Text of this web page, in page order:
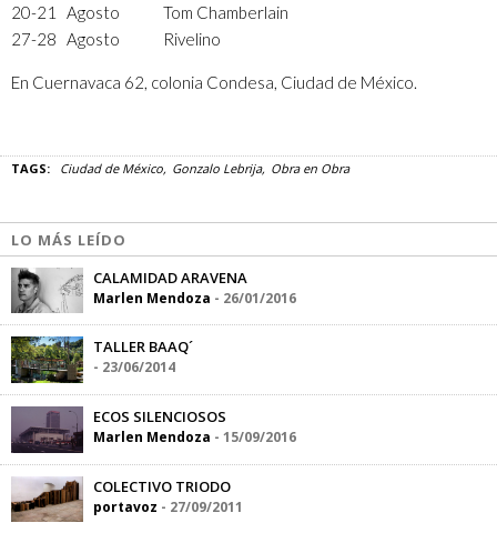
20-21 Agosto Tom Chamberlain
27-28 Agosto Rivelino
En Cuernavaca 62, colonia Condesa, Ciudad de México.
TAGS: Ciudad de México Gonzalo Lebrija Obra en Obra
LO MÁS LEÍDO
CALAMIDAD ARAVENA
Marlen Mendoza - 26/01/2016
TALLER BAAQ´
- 23/06/2014
ECOS SILENCIOSOS
Marlen Mendoza - 15/09/2016
COLECTIVO TRIODO
portavoz - 27/09/2011